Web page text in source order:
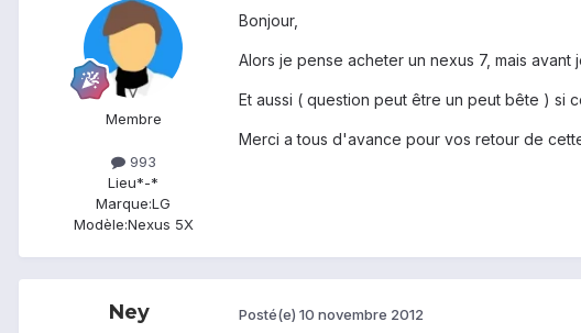
Membre
993
Lieu*-*
Marque:LG
Modèle:Nexus 5X
Bonjour,
Alors je pense acheter un nexus 7, mais
Et aussi ( question peut être un peut bête ) si
Merci a tous d'avance pour vos retour de
Ney Posté(e) 10 novembre 2012